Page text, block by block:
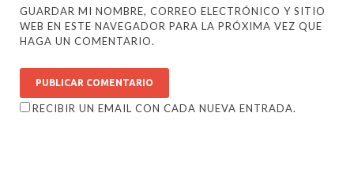
GUARDAR MI NOMBRE, CORREO ELECTRÓNICO Y SITIO
WEB EN ESTE NAVEGADOR PARA LA PRÓXIMA VEZ QUE
HAGA UN COMENTARIO.
RECIBIR UN EMAIL CON CADA NUEVA ENTRADA.